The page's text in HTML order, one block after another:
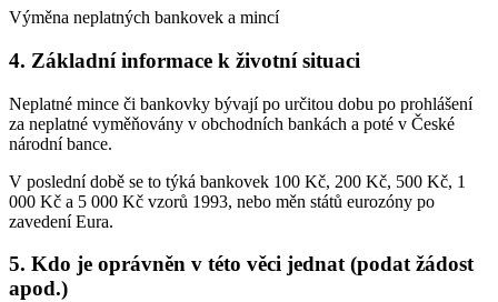
Výměna neplatných bankovek a mincí
4. Základní informace k životní situaci
Neplatné mince či bankovky bývají po určitou dobu po prohlášení
za neplatné vyměňovány v obchodních bankách a poté v České
národní bance.
V poslední době se to týká bankovek 100 Kč, 200 Kč, 500 Kč, 1
000 Kč a 5 000 Kč vzorů 1993, nebo měn států eurozóny po
zavedení Eura.
5. Kdo je oprávněn v této věci jednat (podat žádost
apod.)